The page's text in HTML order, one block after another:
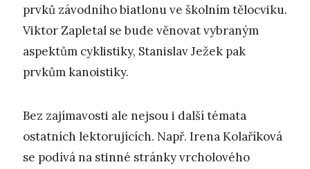
prvků závodního biatlonu ve školním tělocviku.
Viktor Zapletal se bude věnovat vybraným
aspektům cyklistiky, Stanislav Ježek pak
prvkům kanoistiky.
Bez zajímavosti ale nejsou i další témata
ostatních lektorujících. Např. Irena Kolaříková
se podívá na stinné stránky vrcholového